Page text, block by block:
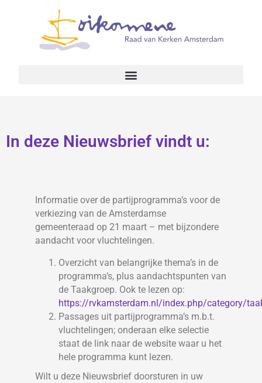
In deze Nieuwsbrief vindt u:
Informatie over de partijprogramma’s voor de
verkiezing van de Amsterdamse
gemeenteraad op 21 maart – met bijzondere
aandacht voor vluchtelingen.
Overzicht van belangrijke thema’s in de
programma’s, plus aandachtspunten van
de Taakgroep. Ook te lezen op:
https://rvkamsterdam.nl/index.php/category/
Passages uit partijprogramma’s m.b.t.
vluchtelingen; onderaan elke selectie
staat de link naar de website waar u het
hele programma kunt lezen.
Wilt u deze Nieuwsbrief doorsturen in uw